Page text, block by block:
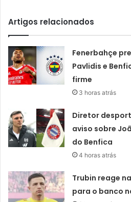
Artigos relacionados
Fenerbahçe
Pavlidis e
firme
3 horas atrás
Diretor
aviso sobre
do Benfica
4 horas atrás
Trubin reage
para o banco